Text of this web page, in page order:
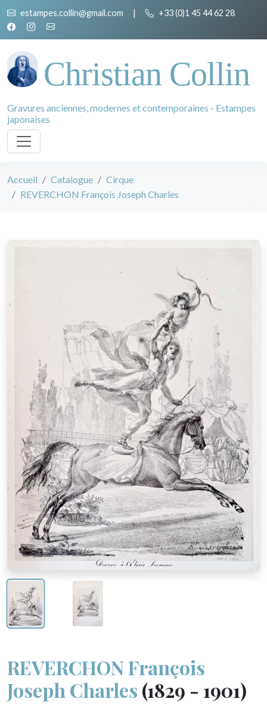
estampes.collin@gmail.com | +33 (0)1 45 44 62 28
Christian Collin
Gravures anciennes, modernes et contemporaines - Estampes
japonaises
Accueil Catalogue
Cirque
REVERCHON François Joseph Charles
REVERCHON François
Joseph Charles (1829 - 1901)